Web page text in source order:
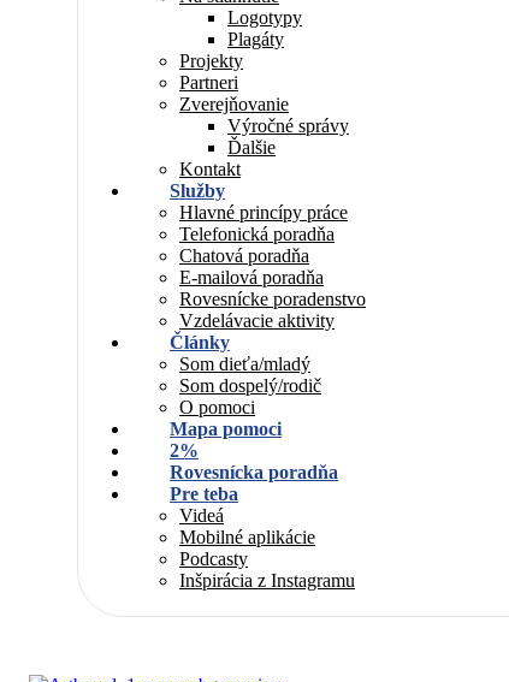
Logotypy
Plagáty
Projekty
Partneri
Zverejňovanie
Výročné správy
Ďalšie
Kontakt
Služby
Hlavné princípy práce
Telefonická poradňa
Chatová poradňa
E-mailová poradňa
Rovesnícke poradenstvo
Vzdelávacie aktivity
Články
Som dieťa/mladý
Som dospelý/rodič
O pomoci
Mapa pomoci
2%
Rovesnícka poradňa
Pre teba
Videá
Mobilné aplikácie
Podcasty
Inšpirácia z Instagramu